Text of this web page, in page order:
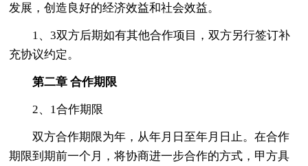
发展，创造良好的经济效益和社会效益。
1、3双方后期如有其他合作项目，双方另行签订补
充协议约定。
第二章 合作期限
2、1合作期限
双方合作期限为年，从年月日至年月日止。在合作
期限到期前一个月，将协商进一步合作的方式，甲方具